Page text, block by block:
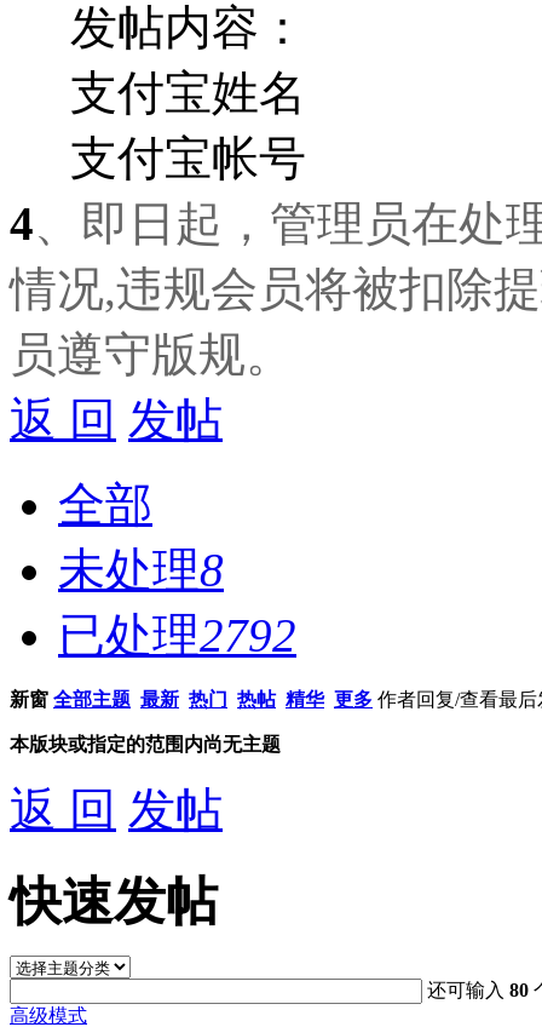
发帖内容：
支付宝姓名
支付宝帐号
4、即日起，管理员在处
情况,违规会员将被扣除
员遵守版规。
返 回 发帖
全部
未处理8
已处理2792
新窗 全部主题 最新 热门 热帖 精华 更多 作者回复/查看最后
本版块或指定的范围内尚无主题
返 回 发帖
快速发帖
还可输入80
高级模式